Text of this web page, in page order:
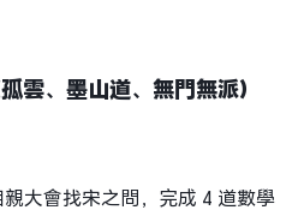
孤雲、墨山道、無門無派）
親大會找宋之問，完成 4 道數學